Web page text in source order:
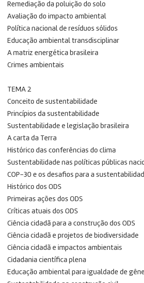
Remediação da poluição do solo
Avaliação do impacto ambiental
Política nacional de resíduos sólidos
Educação ambiental transdisciplinar
A matriz energética brasileira
Crimes ambientais
TEMA 2
Conceito de sustentabilidade
Princípios da sustentabilidade
Sustentabilidade e legislação brasileira
A carta da Terra
Histórico das conferências do clima
Sustentabilidade nas políticas públicas
COP-30 e os desafios para a
Histórico dos ODS
Primeiras ações dos ODS
Críticas atuais dos ODS
Ciência cidadã para a construção dos ODS
Ciência cidadã e projetos de biodiversidade
Ciência cidadã e impactos ambientais
Cidadania científica plena
Educação ambiental para igualdade de